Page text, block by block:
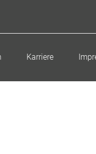
Karriere